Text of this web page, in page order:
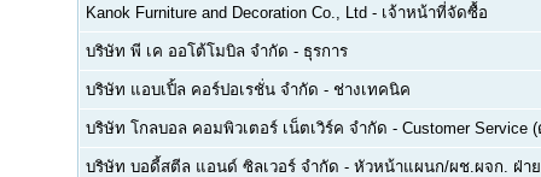
Kanok Furniture and Decoration Co., Ltd - เจ้าหน้าที่จัดซื้อ
บริษัท พี เค ออโต้โมบิล จำกัด - ธุรการ
บริษัท แอบเปิ้ล คอร์ปอเรชั่น จำกัด - ช่างเทคนิค
บริษัท โกลบอล คอมพิวเตอร์ เน็ตเวิร์ค จำกัด - Customer Service
บริษัท บอดี้สตีล แอนด์ ซิลเวอร์ จำกัด - หัวหน้าแผนก/ผช.ผจก. ฝ่า